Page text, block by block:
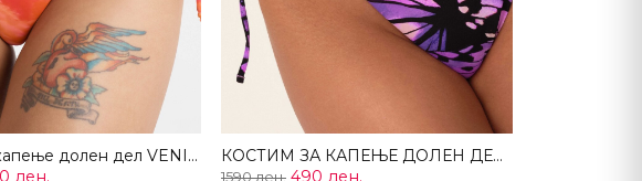
Костим за капење долен дел VENICE
ден.
КОСТИМ ЗА КАПЕЊЕ ДОЛЕН ДЕЛ ICARUS
1590 ден. 490 ден.